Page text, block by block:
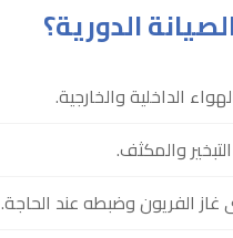
الدورية؟
الداخلية والخارجية.
والمكثف.
الفريون وضبطه عند الحاجة.